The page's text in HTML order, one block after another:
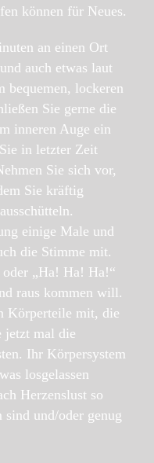
können für Neues.
an einen Ort
auch etwas laut
bequemen, lockeren
Sie gerne die
inneren Auge ein
in letzter Zeit
Sie sich vor,
Sie kräftig
einige Male und
die Stimme mit.
„Ha! Ha! Ha!“
raus kommen will.
Körperteile mit, die
jetzt mal die
Ihr Körpersystem
losgelassen
Herzenslust so
und/oder genug